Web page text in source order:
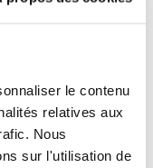
le contenu
relatives aux
Nous
sur l'utilisation de